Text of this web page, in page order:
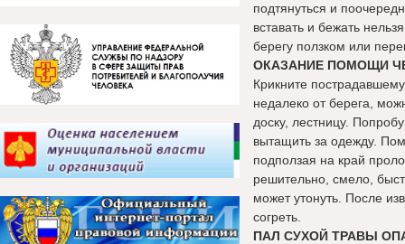
подтянуться и
вставать и бежать
берегу ползком или
ОКАЗАНИЕ ПОМОЩИ
Крикните
недалеко от берега,
доску, лестницу.
вытащить за одежду.
подползая на край
решительно, смело,
может утонуть. После
согреть.
ПАЛ СУХОЙ ТРАВЫ